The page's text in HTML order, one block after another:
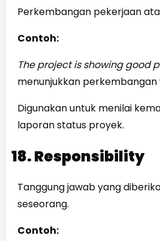
Perkembangan pekerjaan
Contoh:
The project is showing good
menunjukkan perkembangan
Digunakan untuk menilai
laporan status proyek.
18. Responsibility
Tanggung jawab yang
seseorang.
Contoh: